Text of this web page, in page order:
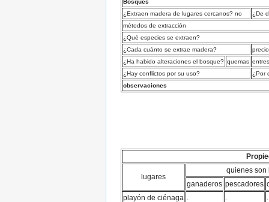
Bosques
¿Extraen madera de lugares cercanos? no
¿De
métodos de extracción
¿Qué especies se extraen?
¿Cada cuánto se extrae madera?
¿Ha habido alteraciones el bosque? quemas
¿Hay conflictos por su uso?
¿Por
observaciones
lugares
quienes son
ganaderos pescadores
playón de ciénaga